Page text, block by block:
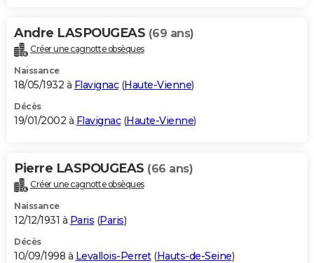
Andre LASPOUGEAS (69 ans)
Créer une cagnotte obsèques
Naissance
18/05/1932 à Flavignac(Haute-Vienne)
Décès
19/01/2002 à Flavignac(Haute-Vienne)
Pierre LASPOUGEAS (66 ans)
Créer une cagnotte obsèques
Naissance
12/12/1931 à Paris (Paris)
Décès
10/09/1998 à Levallois-Perret(Hauts-de-Seine)